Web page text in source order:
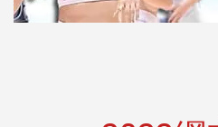
樂|